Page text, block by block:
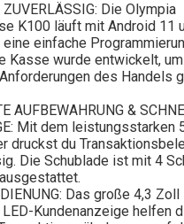
ZUVERLÄSSIG: Die Olympia
K100 läuft mit Android 11
einfache
Kasse wurde entwickelt,
des Handels
AUFBEWAHRUNG &
Mit dem leistungsstarken
druckst du
Die Schublade ist mit 4
Das große 4,3
Kundenanzeige helfen